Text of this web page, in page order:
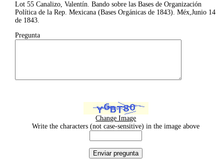
Lot 55 Canalizo, Valentín. Bando sobre las Bases de Organización
Política de la Rep. Mexicana (Bases Orgánicas de 1843). Méx,Junio 14
de 1843.
Pregunta
Change Image
Write the characters (not case-sensitive) in the image above